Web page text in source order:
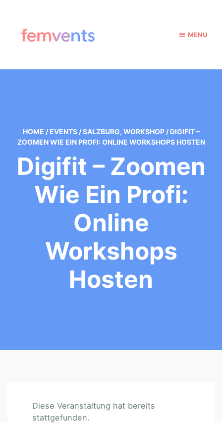
MENU
HOME / EVENTS / SALZBURG, WORKSHOP / DIGIFIT –
ZOOMEN WIE EIN PROFI: ONLINE WORKSHOPS HOSTEN
Digifit – Zoomen
Wie Ein Profi:
Online
Workshops
Hosten
Diese Veranstaltung hat bereits
stattgefunden.